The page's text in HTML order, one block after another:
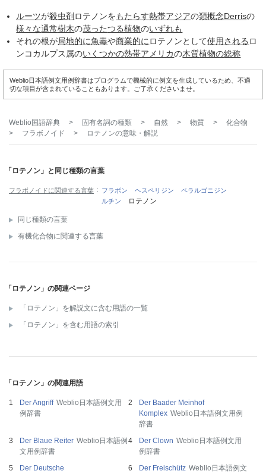
ルーツが殺虫剤 ロテノンをもたらす熱帯アジアの類概念Derrisの
様々な通常樹木の茂ったつる植物のいずれも
それの根が局地的に魚毒や商業的に ロテノンとして使用される ロ
ンコカルプス属のいくつかの熱帯アメリカの木質植物の総称
Weblio日本語例文用例辞書はプログラムで機械的に例文を生成しているため、不適
切な項目が含まれていることもあります。ご了承くださいませ。
Weblio国語辞典 > 固有名詞の種類 > 自然 > 物質 >
化合物
>
フラボノイド > ロテノンの意味・解説
「ロテノン」と同じ種類の言葉
フラボノイドに関連する言葉 フラボン ヘスペリジン
ペラルゴニジン
ルチン
ロテノン
同じ種類の言葉
有機化合物に関連する言葉
「ロテノン」の関連ページ
「ロテノン」を解説文に含む用語の一覧
「ロテノン」を含む用語の索引
「ロテノン」の関連用語
Der Angriff Weblio日本語例文用
例辞書
Der Baader Meinhof
Komplex Weblio日本語例文用例
辞書
Der Blaue Reiter Weblio日本語例
文用例辞書
Der Clown Weblio日本語例文用
例辞書
Der Deutsche
Der Freischütz Weblio日本語例文